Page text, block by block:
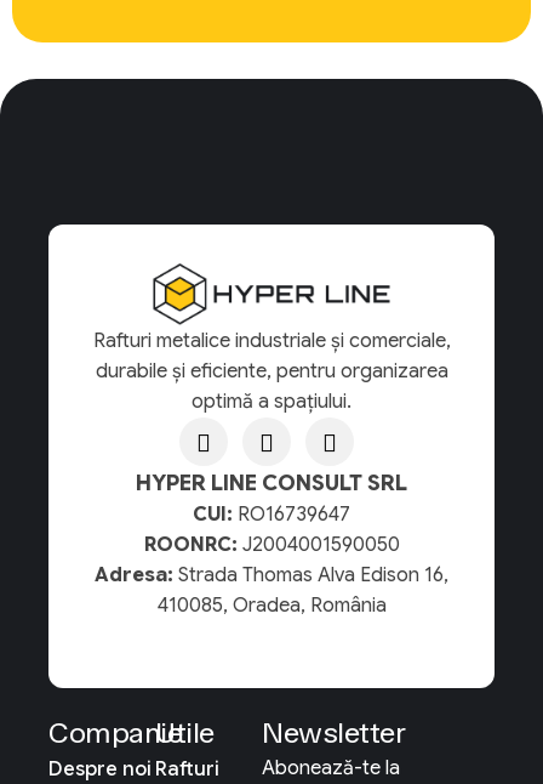
Rafturi metalice industriale și comerciale,
durabile și eficiente, pentru organizarea
optimă a spațiului.
HYPER LINE CONSULT SRL
CUI: RO16739647
ROONRC: J2004001590050
Adresa: Strada Thomas Alva Edison 16,
410085, Oradea, România
Companie
Despre noi
Utile
Rafturi
Newsletter
Abonează-te la